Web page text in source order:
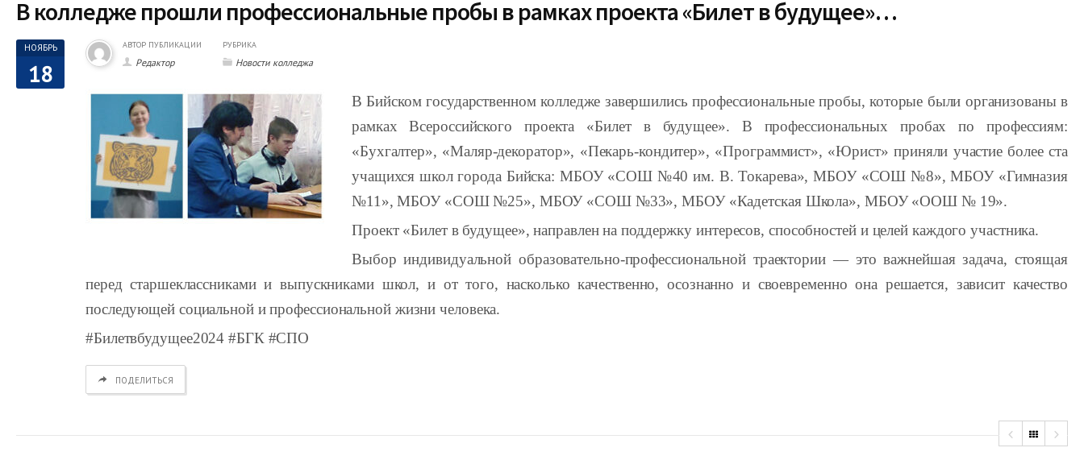
В колледже прошли профессиональные пробы в рамках проекта «Билет в будущее»…
НОЯБРЬ
18
АВТОР ПУБЛИКАЦИИ
Редактор
РУБРИКА
Новости колледжа
В Бийском государственном колледже завершились профессиональные пробы, которые были организованы в
рамках Всероссийского проекта «Билет в будущее». В профессиональных пробах по профессиям:
«Бухгалтер», «Маляр-декоратор», «Пекарь-кондитер», «Программист», «Юрист» приняли участие более ста
учащихся школ города Бийска: МБОУ «СОШ №40 им. В. Токарева», МБОУ «СОШ №8», МБОУ «Гимназия
№11», МБОУ «СОШ №25», МБОУ «СОШ №33», МБОУ «Кадетская Школа», МБОУ «ООШ № 19».
Проект «Билет в будущее», направлен на поддержку интересов, способностей и целей каждого участника.
Выбор индивидуальной образовательно-профессиональной траектории — это важнейшая задача, стоящая
перед старшеклассниками и выпускниками школ, и от того, насколько качественно, осознанно и своевременно она решается, зависит качество
последующей социальной и профессиональной жизни человека.
#Билетвбудущее2024 #БГК #СПО
ПОДЕЛИТЬСЯ